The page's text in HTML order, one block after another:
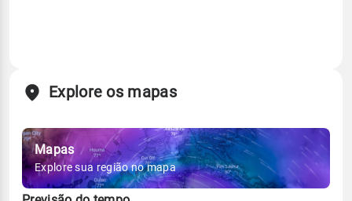
Explore os mapas
Mapas
Explore sua região no mapa